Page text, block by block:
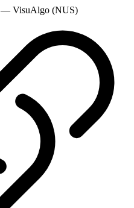
— VisuAlgo (NUS)